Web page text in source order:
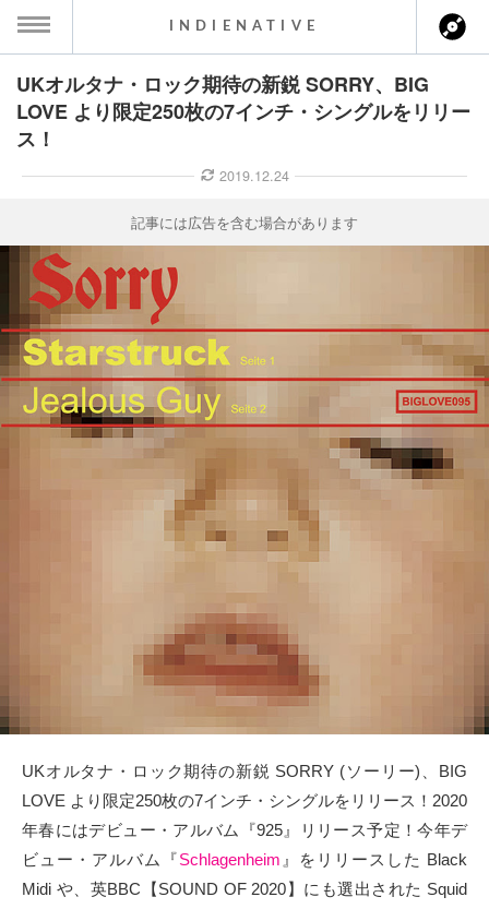
MENU
ス一覧
ト情報
アーティスト
カマー
ション
instagram
Tumblr
to indienative
INDIENATIVE
UKオルタナ・ロック期待の新鋭 SORRY、BIG
LOVE より限定250枚の7インチ・シングルをリリー
ス！
2019.12.24
記事には広告を含む場合があります
UKオルタナ・ロック期待の新鋭 SORRY (ソーリー)、BIG
LOVE より限定250枚の7インチ・シングルをリリース！2020
年春にはデビュー・アルバム『925』リリース予定！今年デ
ビュー・アルバム『Schlagenheim 』をリリースした Black
Midi や、英BBC【SOUND OF 2020】にも選出された Squid